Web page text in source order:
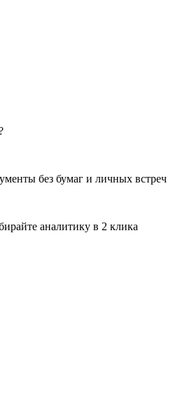
без бумаг и личных встреч
аналитику в 2 клика